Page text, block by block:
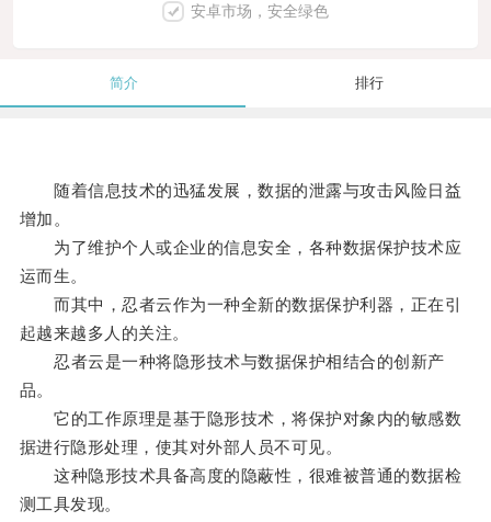
安卓市场，安全绿色
简介 排行
随着信息技术的迅猛发展，数据的泄露与攻击风险日益
增加。
为了维护个人或企业的信息安全，各种数据保护技术应
运而生。
而其中，忍者云作为一种全新的数据保护利器，正在引
起越来越多人的关注。
忍者云是一种将隐形技术与数据保护相结合的创新产
品。
它的工作原理是基于隐形技术，将保护对象内的敏感数
据进行隐形处理，使其对外部人员不可见。
这种隐形技术具备高度的隐蔽性，很难被普通的数据检
测工具发现。